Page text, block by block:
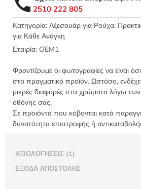
ποσότητα
2510 222 805
Κατηγορία: Αξεσουάρ για Ρούχα:
για Κάθε Ανάγκη
Εταιρία: OEM1
Φροντίζουμε οι φωτογραφίες να είναι
στο πραγματικό προϊόν. Ωστόσο,
μικρές διαφορές στα χρώματα λόγω
οθόνης σας.
Σε προιόντα που κόβονται κατά
δυνατότητα επιστροφής ή
ΑΞΙΟΛΟΓΉΣΕΙΣ (1)
ΈΞΟΔΑ ΑΠΟΣΤΟΛΉΣ